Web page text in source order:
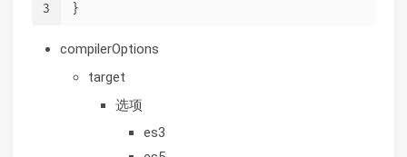
3
}
compilerOptions
target
选项
es3